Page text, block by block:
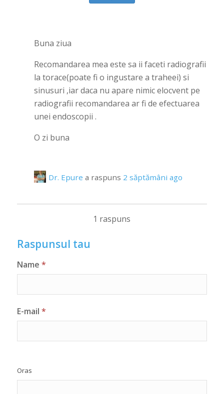
Buna ziua
Recomandarea mea este sa ii faceti radiografii
la torace(poate fi o ingustare a traheei) si
sinusuri ,iar daca nu apare nimic elocvent pe
radiografii recomandarea ar fi de efectuarea
unei endoscopii .
O zi buna
Dr. Epure a raspuns 2 săptămâni ago
1 raspuns
Raspunsul tau
Name *
E-mail *
Oras